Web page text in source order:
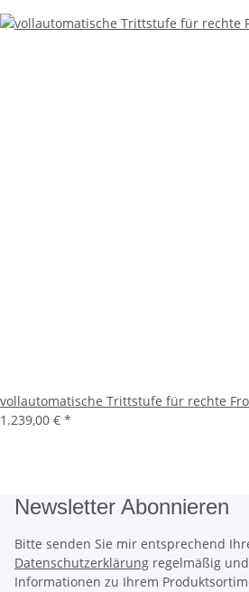
vollautomatische Trittstufe für rechte
1.239,00 € *
Newsletter Abonnieren
Bitte senden Sie mir entsprechend
Datenschutzerklärung regelmäßig
Informationen zu Ihrem